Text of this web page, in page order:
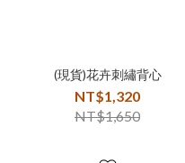
(現貨)花卉刺繡背心
NT$1,320
NT$1,650